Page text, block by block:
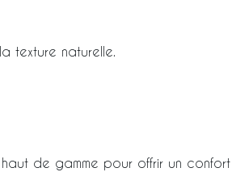
texture naturelle.
de gamme pour offrir un confort